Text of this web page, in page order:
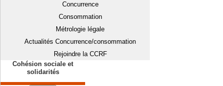
Concurrence
Consommation
Métrologie légale
Actualités Concurrence/consommation
Rejoindre la CCRF
Cohésion sociale et
solidarités